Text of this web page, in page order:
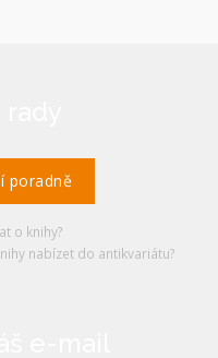
poradně
o knihy?
nabízet do antikvariátu?